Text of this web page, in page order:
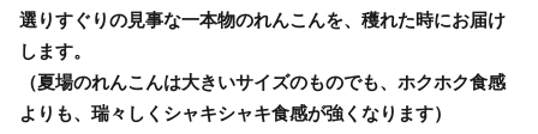
選りすぐりの見事な一本物のれんこんを、穫れた時にお届け
します。
（夏場のれんこんは大きいサイズのものでも、ホクホク食感
よりも、瑞々しくシャキシャキ食感が強くなります）